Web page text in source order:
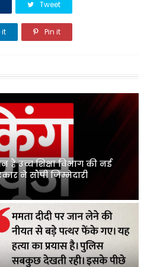
Tweet
it Pin it
हैं उच्च शिक्षा विभाग की नई
ने सौंपी जिम्मेदारी